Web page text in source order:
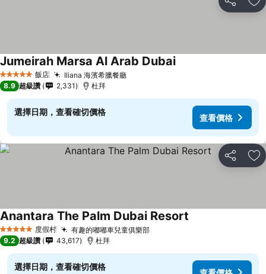
分享 加
5 星級 飯店 Iliana 海濱希臘餐廳查看價格
Jumeirah Marsa Al Arab Dubai查看價格
8.9 超級讚 2,331 杜拜
選擇日期，查看確切價格
查看價格
分享 加
5 星級 度假村 有趣的嘟嘟車兒童俱樂部查看價格
Anantara The Palm Dubai Resort
9.2 超級讚 43,617 杜拜
選擇日期，查看確切價格